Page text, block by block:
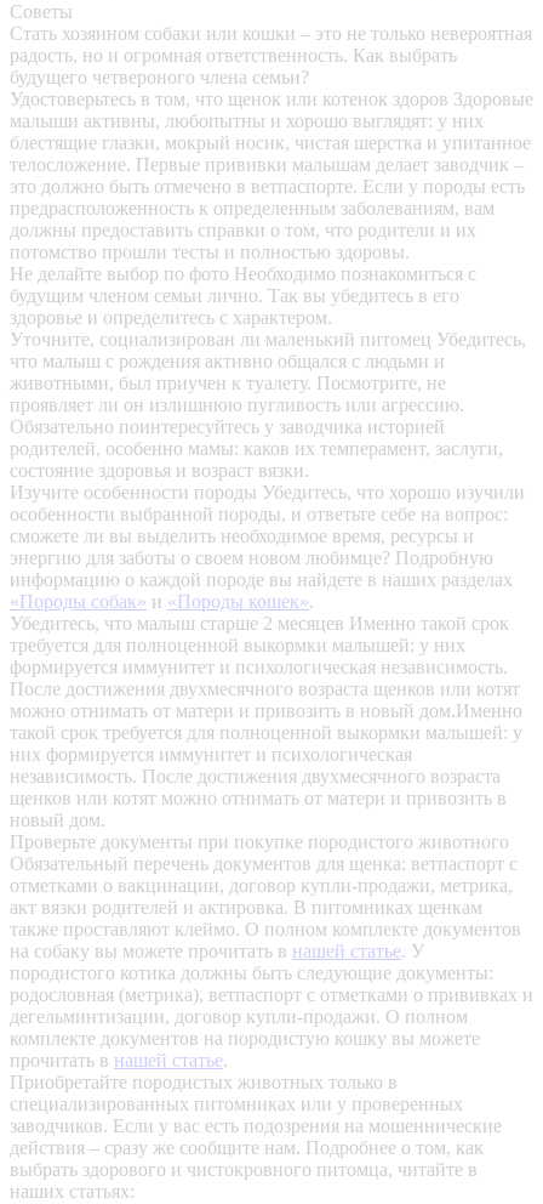
Советы
Стать хозяином собаки или кошки – это не только невероятная
радость, но и огромная ответственность. Как выбрать
будущего четвероного члена семьи?
Удостоверьтесь в том, что щенок или котенок здоров Здоровые
малыши активны, любопытны и хорошо выглядят: у них
блестящие глазки, мокрый носик, чистая шерстка и упитанное
телосложение. Первые прививки малышам делает заводчик –
это должно быть отмечено в ветпаспорте. Если у породы есть
предрасположенность к определенным заболеваниям, вам
должны предоставить справки о том, что родители и их
потомство прошли тесты и полностью здоровы.
Не делайте выбор по фото Необходимо познакомиться с
будущим членом семьи лично. Так вы убедитесь в его
здоровье и определитесь с характером.
Уточните, социализирован ли маленький питомец Убедитесь,
что малыш с рождения активно общался с людьми и
животными, был приучен к туалету. Посмотрите, не
проявляет ли он излишнюю пугливость или агрессию.
Обязательно поинтересуйтесь у заводчика историей
родителей, особенно мамы: каков их темперамент, заслуги,
состояние здоровья и возраст вязки.
Изучите особенности породы Убедитесь, что хорошо изучили
особенности выбранной породы, и ответьте себе на вопрос:
сможете ли вы выделить необходимое время, ресурсы и
энергию для заботы о своем новом любимце? Подробную
информацию о каждой породе вы найдете в наших разделах
«Породы собак» и «Породы кошек».
Убедитесь, что малыш старше 2 месяцев Именно такой срок
требуется для полноценной выкормки малышей: у них
формируется иммунитет и психологическая независимость.
После достижения двухмесячного возраста щенков или котят
можно отнимать от матери и привозить в новый дом.Именно
такой срок требуется для полноценной выкормки малышей: у
них формируется иммунитет и психологическая
независимость. После достижения двухмесячного возраста
щенков или котят можно отнимать от матери и привозить в
новый дом.
Проверьте документы при покупке породистого животного
Обязательный перечень документов для щенка: ветпаспорт с
отметками о вакцинации, договор купли-продажи, метрика,
акт вязки родителей и актировка. В питомниках щенкам
также проставляют клеймо. О полном комплекте документов
на собаку вы можете прочитать в нашей статье. У
породистого котика должны быть следующие документы:
родословная (метрика), ветпаспорт с отметками о прививках и
дегельминтизации, договор купли-продажи. О полном
комплекте документов на породистую кошку вы можете
прочитать в нашей статье.
Приобретайте породистых животных только в
специализированных питомниках или у проверенных
заводчиков. Если у вас есть подозрения на мошеннические
действия – сразу же сообщите нам. Подробнее о том, как
выбрать здорового и чистокровного питомца, читайте в
наших статьях: